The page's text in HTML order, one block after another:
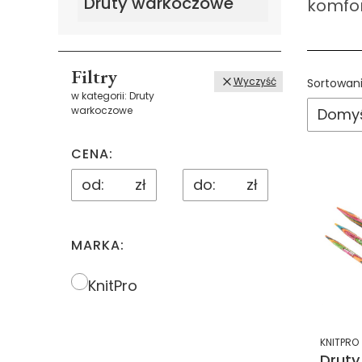
Filtry
w kategorii: Druty
warkoczowe
Wyczyść
CENA:
zł zł
MARKA:
Marka
KnitPro
KNITPRO